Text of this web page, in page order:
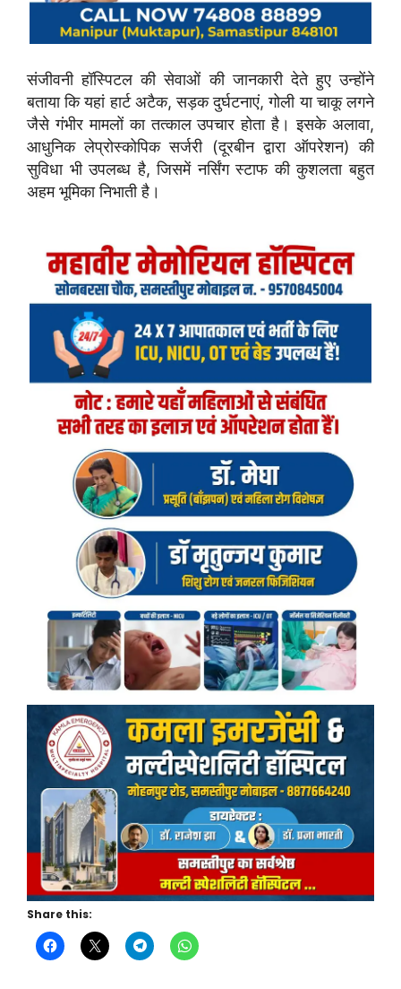
संजीवनी हॉस्पिटल की सेवाओं की जानकारी देते हुए उन्होंने
बताया कि यहां हार्ट अटैक, सड़क दुर्घटनाएं, गोली या चाकू लगने
जैसे गंभीर मामलों का तत्काल उपचार होता है। इसके अलावा,
आधुनिक लेप्रोस्कोपिक सर्जरी (दूरबीन द्वारा ऑपरेशन) की
सुविधा भी उपलब्ध है, जिसमें नर्सिंग स्टाफ की कुशलता बहुत
अहम भूमिका निभाती है।
Share this: